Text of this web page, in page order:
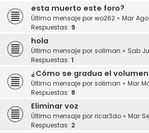
esta muerto este foro?
Último mensaje por wo262 « Mar Ago
Respuestas: 9
hola
Último mensaje por soliman « Sab
Respuestas: 1
¿Cómo se gradua el
Último mensaje por soliman « Mar
Respuestas: 8
Eliminar voz
Último mensaje por ricar3do « Mar
Respuestas: 2